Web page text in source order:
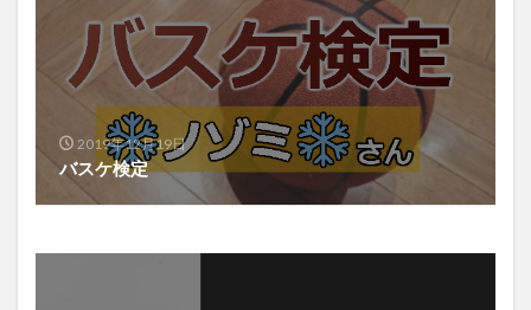
2019年12月19日
バスケ検定